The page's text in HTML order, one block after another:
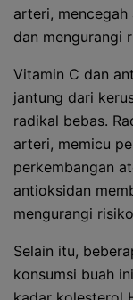
arteri,
dan mengurangi
Vitamin C dan
jantung dari
radikal bebas.
arteri, memicu
perkembangan
antioksidan
mengurangi
Selain itu,
konsumsi buah